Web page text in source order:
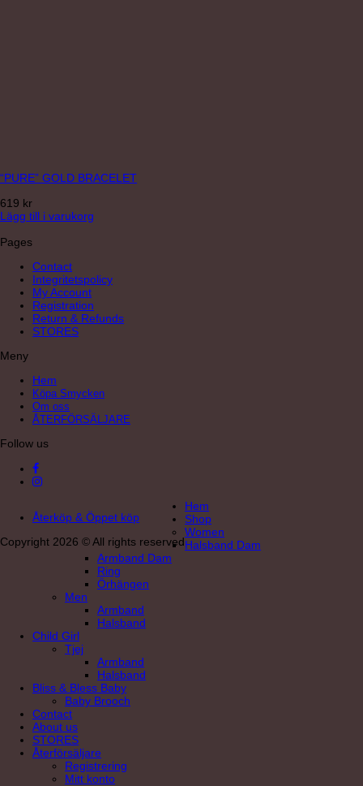
“PURE” GOLD BRACELET
619 kr
Lägg till i varukorg
Pages
Contact
Integritetspolicy
My Account
Registration
Return & Refunds
STORES
Meny
Hem
Köpa Smycken
Om oss
ÅTERFÖRSÄLJARE
Follow us
Återköp & Öppet köp
Copyright 2026 © All rights reserved
Hem
Shop
Women
Halsband Dam
Armband Dam
Ring
Örhängen
Men
Armband
Halsband
Child Girl
Tjej
Armband
Halsband
Bliss & Bless Baby
Baby Brooch
Contact
About us
STORES
Återförsäljare
Registrering
Mitt konto